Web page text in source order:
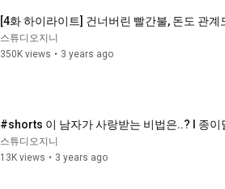
[4화 하이라이트] 건너버린 빨간불, 돈도 관
스튜디오지니
350K views • 3 years ago
#shorts 이 남자가 사랑받는 비법은..? l 종이
스튜디오지니
13K views • 3 years ago